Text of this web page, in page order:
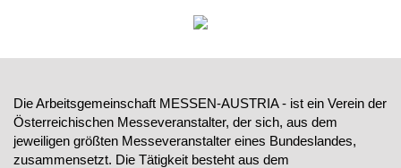
Die Arbeitsgemeinschaft MESSEN-AUSTRIA - ist ein Verein der
Österreichischen Messeveranstalter, der sich, aus dem
jeweiligen größten Messeveranstalter eines Bundeslandes,
zusammensetzt. Die Tätigkeit besteht aus dem